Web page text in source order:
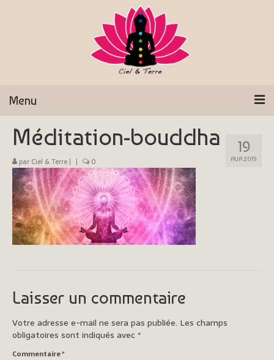
Menu
Accueil
Qui suis-je ?
Magnétisme
Aromathérapie
Shirotchampi
19
AVR 2019
Méditation-bouddha
par Ciel & Terre | | 0
Laisser un commentaire
Votre adresse e-mail ne sera pas publiée. Les champs
obligatoires sont indiqués avec*
Commentaire*